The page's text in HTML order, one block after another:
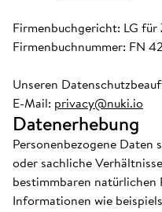
Firmenbuchgericht: LG für
Firmenbuchnummer: FN
Unseren
E-Mail: privacy@nuki.io
Datenerhebung
Personenbezogene Daten
oder sachliche
bestimmbaren natürlichen
Informationen wie